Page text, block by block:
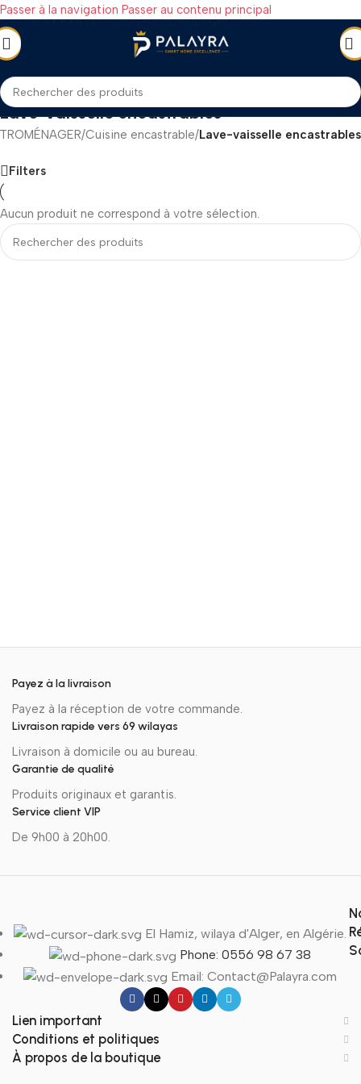
Passer à la navigation Passer au contenu principal
Lave-vaisselle encastrables
/Cuisine encastrable/Lave-vaisselle encastrables
Filters
Aucun produit ne correspond à votre sélection.
Payez à la livraison
Payez à la réception de votre commande.
Livraison rapide vers 69 wilayas
Livraison à domicile ou au bureau.
Garantie de qualité
Produits originaux et garantis.
Service client VIP
De 9h00 à 20h00.
El Hamiz, wilaya d'Alger, en Algérie.
Phone: 0556 98 67 38
Email: Contact@Palayra.com
Lien important
Conditions et politiques
À propos de la boutique